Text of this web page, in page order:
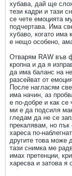
хубава, дай ще
тези кадри и тази
се чете емоцията
подчертава. Има
хубаво, когато има
е нещо особено,
Отварям RAW във
кропна и да я
да има баланс на
разсейват от
После нагласям
има начин, аз
е по-добре и как се
ми е да подсиля
гледам да не се
прекалявам, но
хареса по-
другите това може
тази снимка ме
имах претенции,
харесва и затова я